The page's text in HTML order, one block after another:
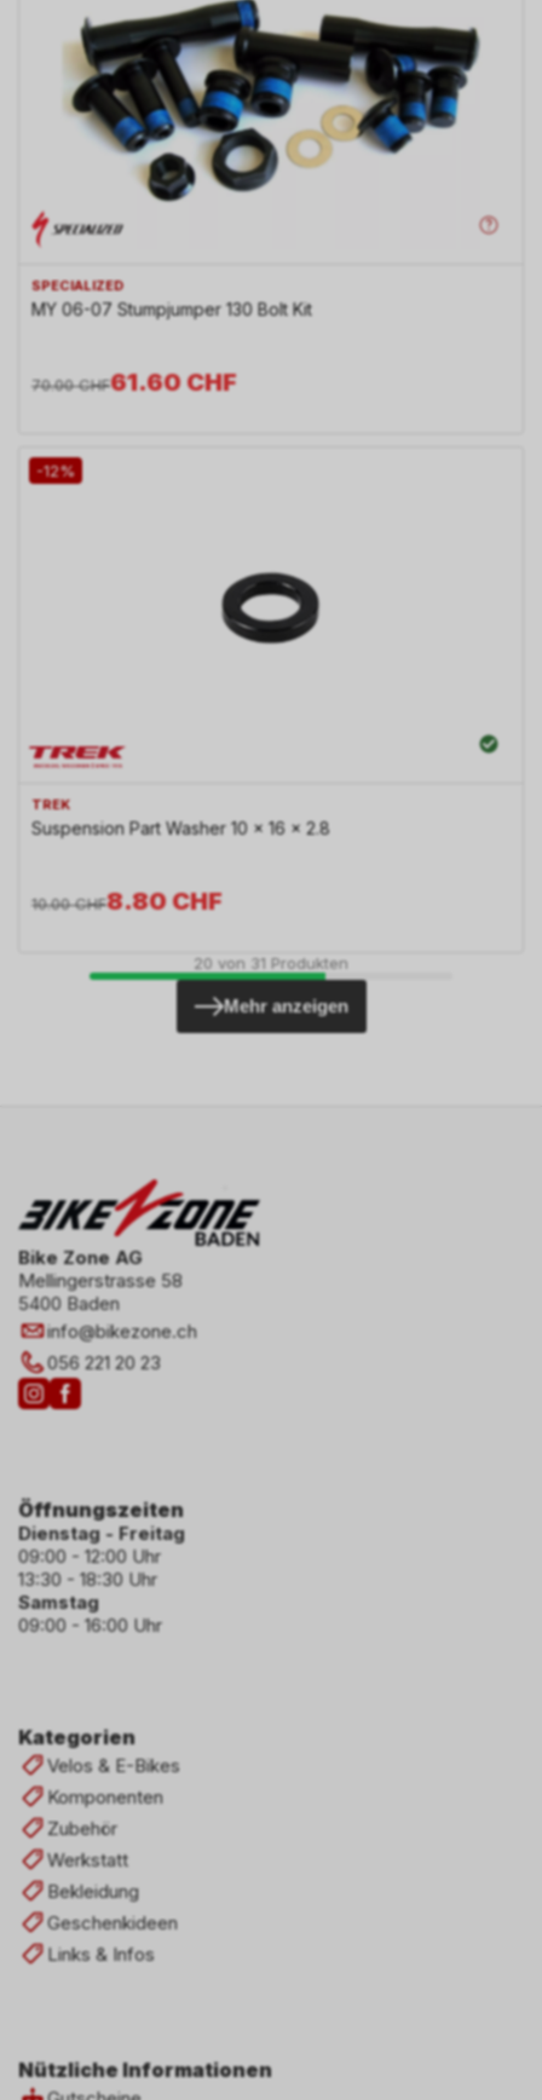
SPECIALIZED
MY 06-07 Stumpjumper 130 Bolt Kit
61.60CHF
70.00 CHF
-12%
TREK
Suspension Part Washer 10 x 16 x 2.8
8.80CHF
10.00 CHF
20 von 31 Produkten
Mehr anzeigen
Bike Zone AG
Mellingerstrasse 58
5400 Baden
info@bikezone.ch
056 221 20 23
Kategorien
Velos & E-Bikes
Komponenten
Zubehör
Werkstatt
Bekleidung
Geschenkideen
Links & Infos
Nützliche Informationen
Öffnungszeiten
Dienstag - Freitag
09:00 - 12:00 Uhr
13:30 - 18:30 Uhr
Samstag
09:00 - 16:00 Uhr